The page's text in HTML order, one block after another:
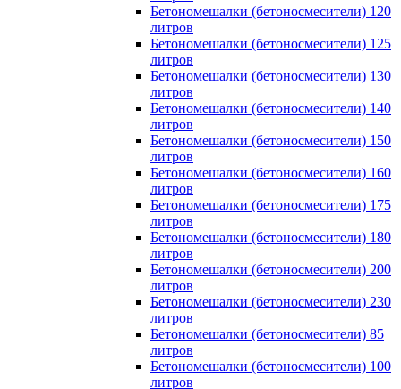
Бетономешалки (бетоносмесители) 120
литров
Бетономешалки (бетоносмесители) 125
литров
Бетономешалки (бетоносмесители) 130
литров
Бетономешалки (бетоносмесители) 140
литров
Бетономешалки (бетоносмесители) 150
литров
Бетономешалки (бетоносмесители) 160
литров
Бетономешалки (бетоносмесители) 175
литров
Бетономешалки (бетоносмесители) 180
литров
Бетономешалки (бетоносмесители) 200
литров
Бетономешалки (бетоносмесители) 230
литров
Бетономешалки (бетоносмесители) 85
литров
Бетономешалки (бетоносмесители) 100
литров